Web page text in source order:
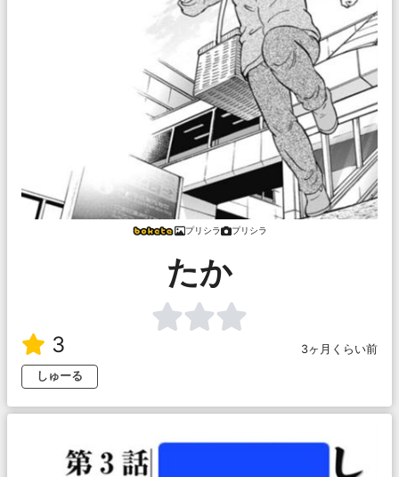
プリシラ プリシラ
たか
3
3ヶ月くらい前
しゅーる